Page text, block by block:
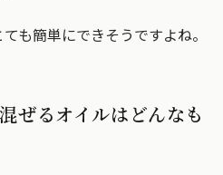
も簡単にできそうですよね。
ぜるオイルはどんなも